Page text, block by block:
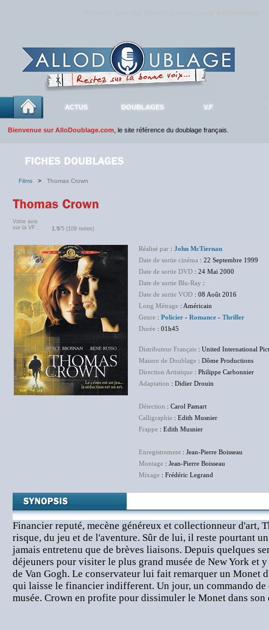
ACTUS DOUBLAGES V.F
Bienvenue sur AlloDoublage.com , le site référence du doublage français.
Films > Thomas Crown
Votre avis
sur la VF :
1.9/5 (109 notes)
Réalisé par : John McTiernan
Date de sortie cinéma : 22 Septembre 1999
Date de sortie DVD : 24 Mai 2000
Date de sortie Blu-Ray :
Date de sortie VOD : 08 Août 2016
Long Métrage : Américain
Genre : Policier - Romance - Thriller
Durée : 01h45
Distributeur Français : United International
Maison de Doublage : Dôme Productions
Direction Artistique : Philippe Carbonnier
Adaptation : Didier Drouin
Détection : Carol Pamart
Calligraphie : Edith Musnier
Frappe : Edith Musnier
Enregistrement : Jean-Pierre Boisseau
Montage : Jean-Pierre Boisseau
Mixage : Frédéric Legrand
Financier reputé, mecène généreux et collectionneur d'art,
risque, du jeu et de l'aventure. Sûr de lui, il reste pourtant
jamais entretenu que de brèves liaisons. Depuis quelques
déjeuners pour visiter le plus grand musée de New York et
de Van Gogh. Le conservateur lui fait remarquer un Monet
qui laisse le financier indifferent. Un jour, un commando
musée. Crown en profite pour dissimuler le Monet dans son